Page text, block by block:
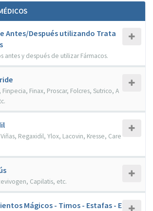
Antes/Después utilizando Trata
antes y después de utilizar Fármacos.
Finax, Proscar, Folcres, Sutrico, A
Regaxidil, Ylox, Lacovin, Kresse, Care
Capilatis, etc.
Mágicos - Timos - Estafas - E